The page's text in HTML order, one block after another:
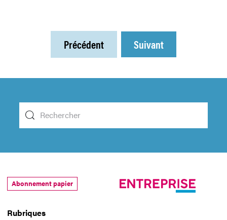
Précédent Suivant
Rubriques
Abonnement papier